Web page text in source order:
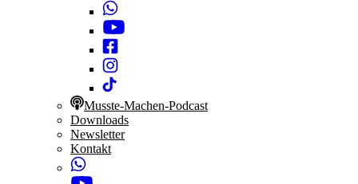
Musste-Machen-Podcast
Downloads
Newsletter
Kontakt